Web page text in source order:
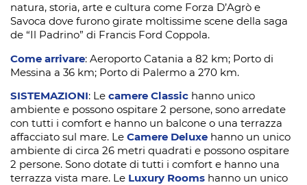
natura, storia, arte e cultura come Forza D’Agrò e
Savoca dove furono girate moltissime scene della saga
de “Il Padrino” di Francis Ford Coppola.
Come arrivare: Aeroporto Catania a 82 km; Porto di
Messina a 36 km; Porto di Palermo a 270 km.
SISTEMAZIONI : Le camere Classic hanno unico
ambiente e possono ospitare 2 persone, sono arredate
con tutti i comfort e hanno un balcone o una terrazza
affacciato sul mare. Le Camere Deluxe hanno un unico
ambiente di circa 26 metri quadrati e possono ospitare
2 persone. Sono dotate di tutti i comfort e hanno una
terrazza vista mare. Le Luxury Rooms hanno un unico